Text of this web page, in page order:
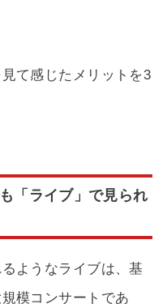
て感じたメリットを3
「ライブ」で見られ
ようなライブは、基
模コンサートであ